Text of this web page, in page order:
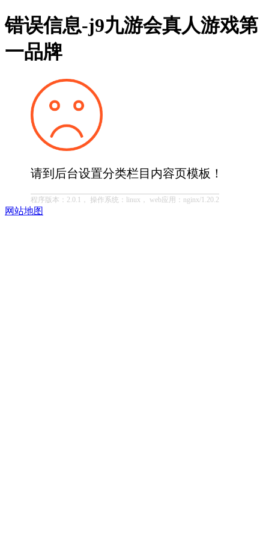
错误信息-j9九游会真人游戏第
一品牌
请到后台设置分类栏目内容页模板！
程序版本：2.0.1， 操作系统：linux， web应用：nginx/1.20.2
网站地图